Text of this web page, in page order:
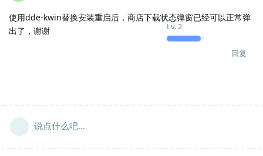
Lv.2
使用dde-kwin替换安装重启后，商店下载状态弹窗已经可以正常弹
出了，谢谢
回复
说点什么吧...